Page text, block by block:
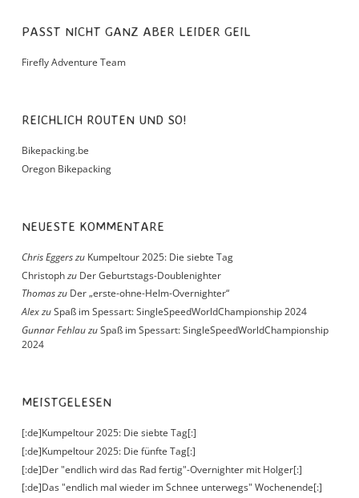
PASST NICHT GANZ ABER LEIDER GEIL
Firefly Adventure Team
REICHLICH ROUTEN UND SO!
Bikepacking.be
Oregon Bikepacking
NEUESTE KOMMENTARE
Chris Eggerszu Kumpeltour 2025: Die siebte Tag
Christophzu Der Geburtstags-Doublenighter
Thomaszu Der „erste-ohne-Helm-Overnighter“
AlexzuSpaß im Spessart: SingleSpeedWorldChampionship 2024
Gunnar FehlauzuSpaß im Spessart: SingleSpeedWorldChampionship
2024
MEISTGELESEN
[:de]Kumpeltour 2025: Die siebte Tag[:]
[:de]Kumpeltour 2025: Die fünfte Tag[:]
[:de]Der "endlich wird das Rad fertig"-Overnighter mit Holger[:]
[:de]Das "endlich mal wieder im Schnee unterwegs" Wochenende[:]